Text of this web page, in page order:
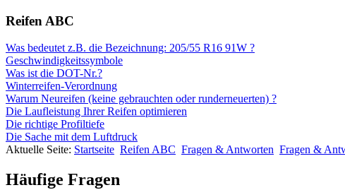
Reifen ABC
Was bedeutet z.B. die Bezeichnung: 205/55 R16 91W ?
Geschwindigkeitssymbole
Was ist die DOT-Nr.?
Winterreifen-Verordnung
Warum Neureifen (keine gebrauchten oder runderneuerten) ?
Die Laufleistung Ihrer Reifen optimieren
Die richtige Profiltiefe
Die Sache mit dem Luftdruck
Aktuelle Seite: Startseite Reifen ABC Fragen & Antworten Fragen &
Häufige Fragen